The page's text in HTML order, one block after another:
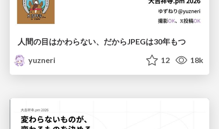
人間の目はかわらない、だからJPEGは30年もつ
yuzneri
12 18k